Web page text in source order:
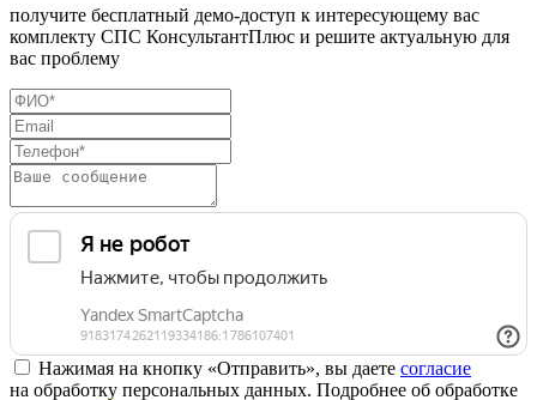
получите бесплатный демо-доступ к интересующему вас
комплекту СПС КонсультантПлюс и решите актуальную для
вас проблему
Нажимая на кнопку «Отправить», вы даете согласие
на обработку персональных данных. Подробнее об обработке